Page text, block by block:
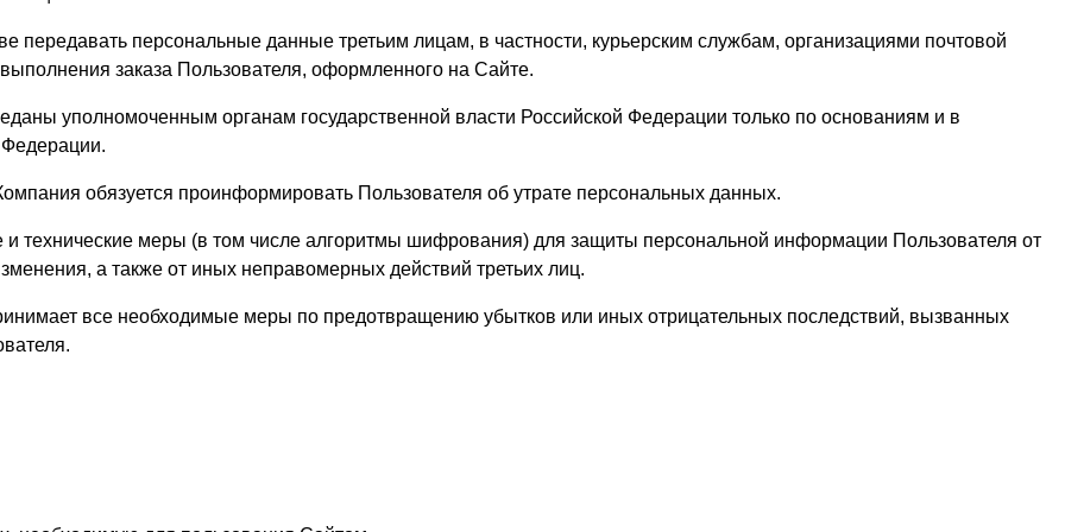
передавать персональные данные третьим лицам, в частности, курьерским службам, организациями почтовой
заказа Пользователя, оформленного на Сайте.
уполномоченным органам государственной власти Российской Федерации только по основаниям и в
Федерации.
обязуется проинформировать Пользователя об утрате персональных данных.
технические меры (в том числе алгоритмы шифрования) для защиты персональной информации Пользователя от
а также от иных неправомерных действий третьих лиц.
все необходимые меры по предотвращению убытков или иных отрицательных последствий, вызванных